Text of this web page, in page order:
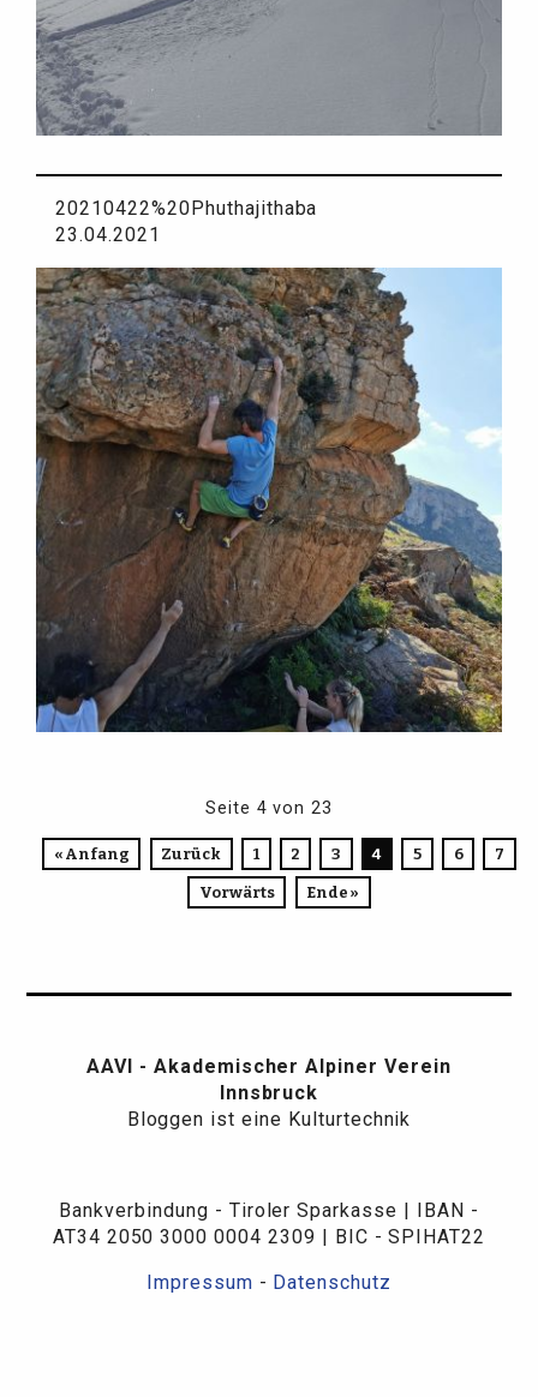
20210422%20Phuthajithaba
23.04.2021
Seite 4 von 23
« Anfang Zurück 1 2 3 4 5 6 7
Vorwärts Ende »
AAVI - Akademischer Alpiner Verein
Innsbruck
Bloggen ist eine Kulturtechnik
Bankverbindung - Tiroler Sparkasse | IBAN -
AT34 2050 3000 0004 2309 | BIC - SPIHAT22
Impressum - Datenschutz